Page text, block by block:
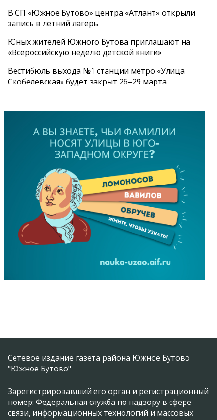
В СП «Южное Бутово» центра «Атлант» открыли
запись в летний лагерь
Юных жителей Южного Бутова приглашают на
«Всероссийскую неделю детской книги»
Вестибюль выхода №1 станции метро «Улица
Скобелевская» будет закрыт 26–29 марта
Сетевое издание газета района Южное Бутово
"Южное Бутово"
Зарегистрировавший его орган и регистрационный
номер: Федеральная служба по надзору в сфере
связи, информационных технологий и массовых